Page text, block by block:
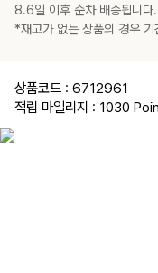
8.6일 이후 순차 배송됩니다.
​​​​​​​*재고가 없는 상품의 경우
상품코드 : 6712961
적립 마일리지 : 1030